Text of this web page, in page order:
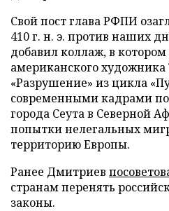
Свой пост глава РФПИ
410 г. н. э. против наших
добавил коллаж, в
американского художника
«Разрушение» из цикла
современными кадрами
города Сеута в Северной
попытки нелегальных
территорию Европы.
Ранее Дмитриев
странам перенять
законы.